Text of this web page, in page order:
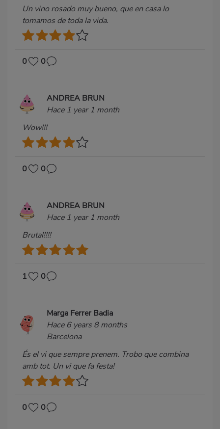
Un vino rosado muy bueno, que en casa lo
tomamos de toda la vida.
0 0
ANDREA BRUN
Hace 1 year 1 month
Wow!!!
0 0
ANDREA BRUN
Hace 1 year 1 month
Brutal!!!!
1 0
Marga Ferrer Badia
Hace 6 years 8 months
Barcelona
És el vi que sempre prenem. Trobo que combina
amb tot. Un vi que fa festa!
0 0